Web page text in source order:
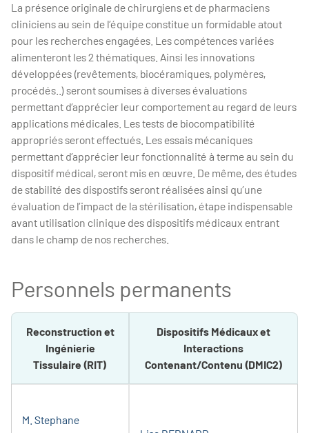
La présence originale de chirurgiens et de pharmaciens
cliniciens au sein de l’équipe constitue un formidable atout
pour les recherches engagées. Les compétences variées
alimenteront les 2 thématiques. Ainsi les innovations
développées (revêtements, biocéramiques, polymères,
procédés..) seront soumises à diverses évaluations
permettant d’apprécier leur comportement au regard de leurs
applications médicales. Les tests de biocompatibilité
appropriés seront effectués. Les essais mécaniques
permettant d’apprécier leur fonctionnalité à terme au sein du
dispositif médical, seront mis en œuvre. De même, des études
de stabilité des dispostifs seront réalisées ainsi qu’une
évaluation de l’impact de la stérilisation, étape indispensable
avant utilisation clinique des dispositifs médicaux entrant
dans le champ de nos recherches.
Personnels permanents
Reconstruction et
Ingénierie
Tissulaire (RIT)
Dispositifs Médicaux et
Interactions
Contenant/Contenu (DMIC2)
M. Stephane